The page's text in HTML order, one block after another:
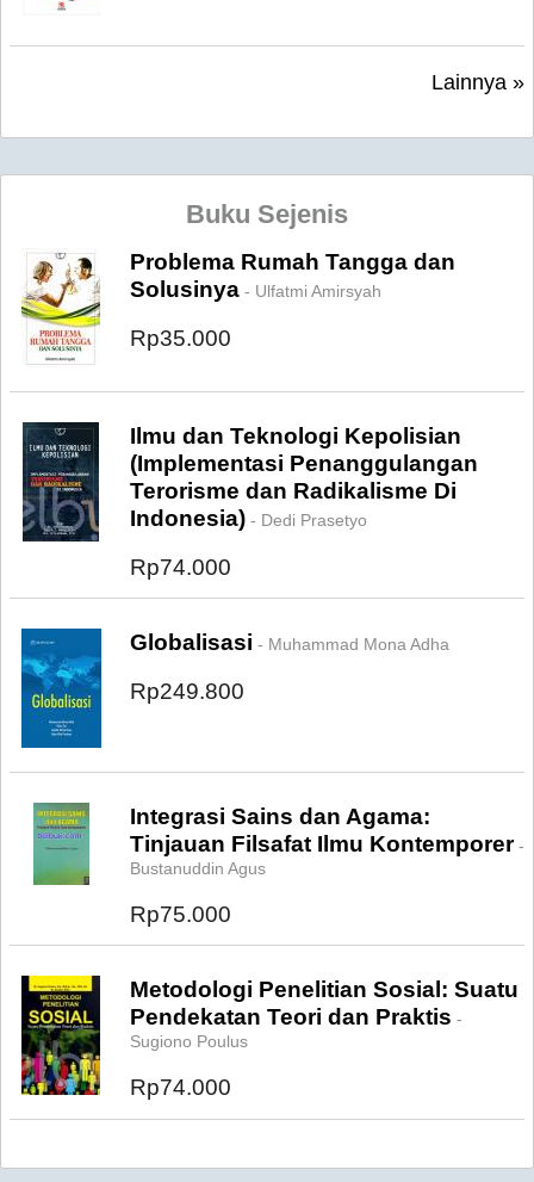
Lainnya »
Buku Sejenis
Problema Rumah Tangga dan
Solusinya - Ulfatmi Amirsyah
Rp35.000
Ilmu dan Teknologi Kepolisian
(Implementasi Penanggulangan
Terorisme dan Radikalisme Di
Indonesia) - Dedi Prasetyo
Rp74.000
Globalisasi - Muhammad Mona Adha
Rp249.800
Integrasi Sains dan Agama:
Tinjauan Filsafat Ilmu Kontemporer-
Bustanuddin Agus
Rp75.000
Metodologi Penelitian Sosial: Suatu
Pendekatan Teori dan Praktis -
Sugiono Poulus
Rp74.000